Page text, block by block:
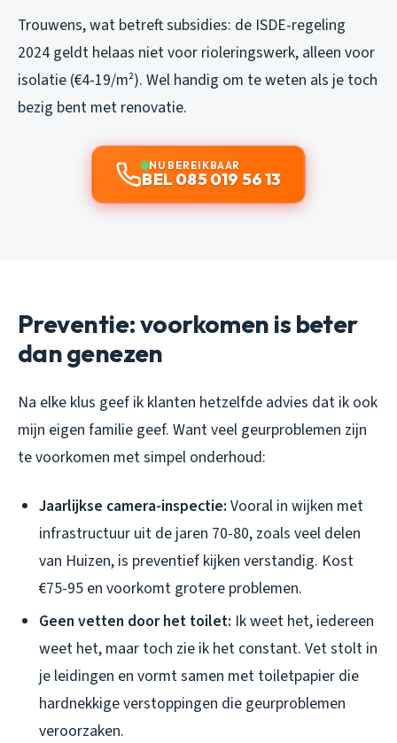
Trouwens, wat betreft subsidies: de ISDE-regeling
2024 geldt helaas niet voor rioleringswerk, alleen voor
isolatie (€4-19/m²). Wel handig om te weten als je toch
bezig bent met renovatie.
NU BEREIKBAAR
BEL 085 019 56 13
Preventie: voorkomen is beter
dan genezen
Na elke klus geef ik klanten hetzelfde advies dat ik ook
mijn eigen familie geef. Want veel geurproblemen zijn
te voorkomen met simpel onderhoud:
Jaarlijkse camera-inspectie: Vooral in wijken met
infrastructuur uit de jaren 70-80, zoals veel delen
van Huizen, is preventief kijken verstandig. Kost
€75-95 en voorkomt grotere problemen.
Geen vetten door het toilet: Ik weet het, iedereen
weet het, maar toch zie ik het constant. Vet stolt in
je leidingen en vormt samen met toiletpapier die
hardnekkige verstoppingen die geurproblemen
veroorzaken.